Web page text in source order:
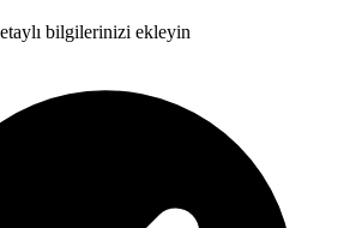
bilgilerinizi ekleyin